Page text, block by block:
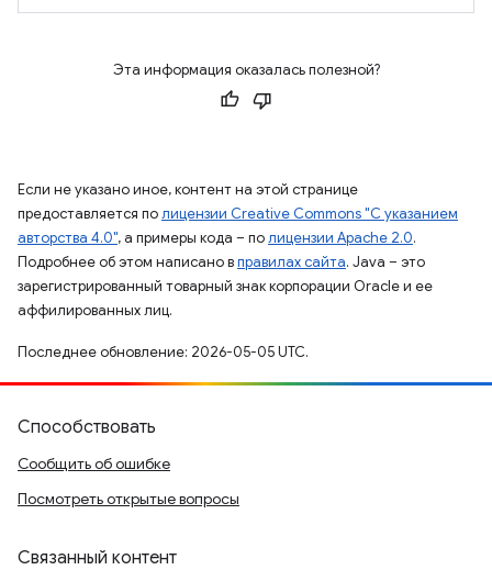
Эта информация оказалась полезной?
Если не указано иное, контент на этой странице
предоставляется полицензии Creative Commons "С указанием
авторства 4.0", а примеры кода – полицензии Apache 2.0.
Подробнее об этом написано вправилах сайта. Java – это
зарегистрированный товарный знак корпорации Oracle и ее
аффилированных лиц.
Последнее обновление: 2026-05-05 UTC.
Способствовать
Сообщить об ошибке
Посмотреть открытые вопросы
Связанный контент